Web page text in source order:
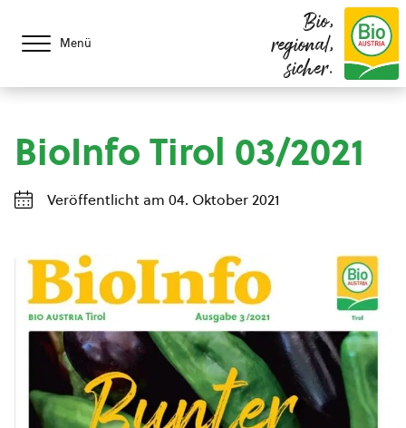
Menü
Bio,
regional,
sicher.
BioInfo Tirol 03/2021
Veröffentlicht am 04. Oktober 2021